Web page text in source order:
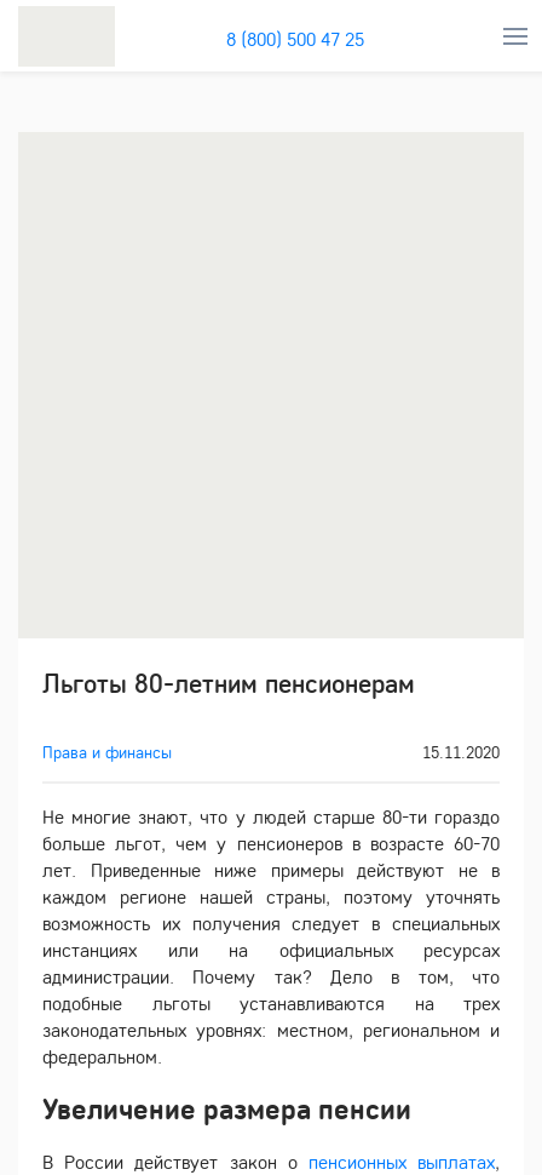
8 (800) 500 47 25
Льготы 80-летним пенсионерам
Права и финансы 15.11.2020
Не многие знают, что у людей старше 80-ти гораздо
больше льгот, чем у пенсионеров в возрасте 60-70
лет. Приведенные ниже примеры действуют не в
каждом регионе нашей страны, поэтому уточнять
возможность их получения следует в специальных
инстанциях или на официальных ресурсах
администрации. Почему так? Дело в том, что
подобные льготы устанавливаются на трех
законодательных уровнях: местном, региональном и
федеральном.
Увеличение размера пенсии
В России действует закон о пенсионных выплатах,